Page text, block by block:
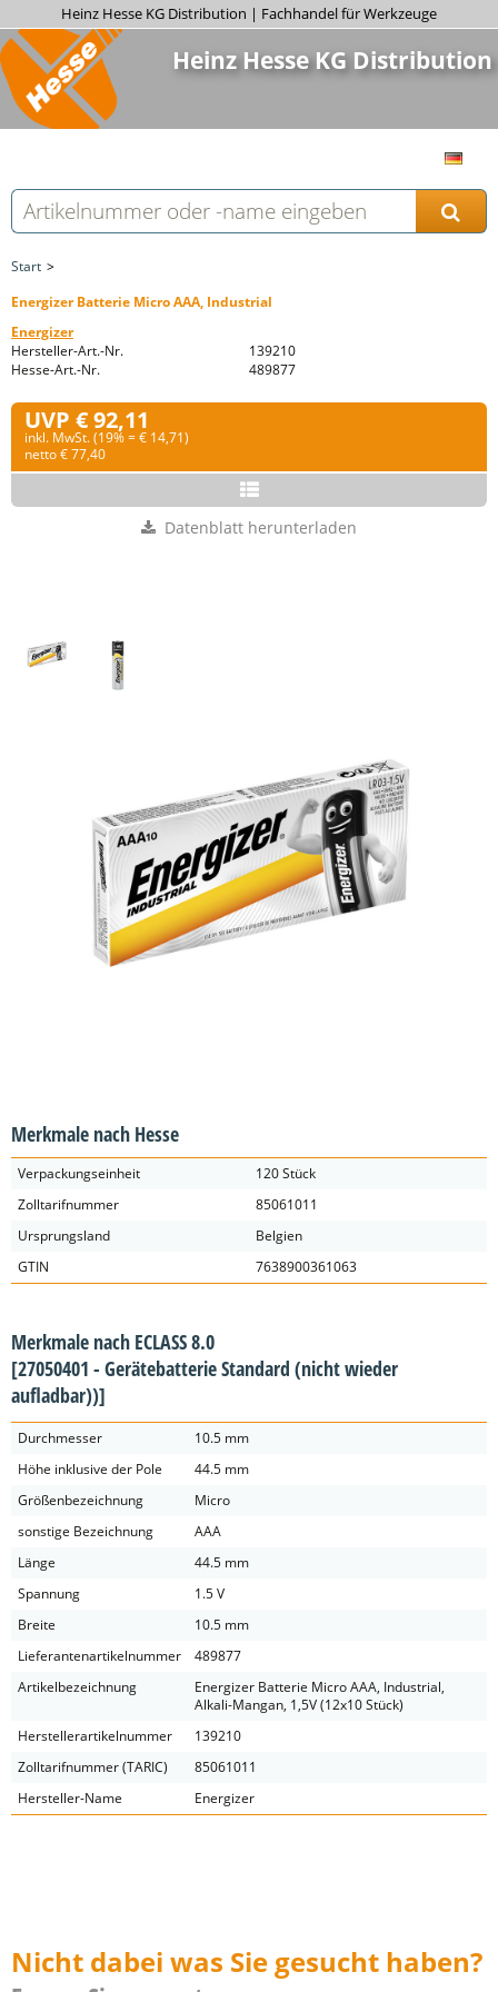
Heinz Hesse KG Distribution | Fachhandel für Werkzeuge
Heinz Hesse KG Distribution
Start
Energizer Batterie Micro AAA, Industrial
Energizer
Hersteller-Art.-Nr.
139210
Hesse-Art.-Nr.
489877
UVP € 92,11
inkl. MwSt. (19% = € 14,71)
netto € 77,40
Datenblatt herunterladen
Merkmale nach Hesse
Verpackungseinheit
120 Stück
Zolltarifnummer
85061011
Ursprungsland
Belgien
GTIN
7638900361063
Merkmale nach ECLASS 8.0
[27050401 - Gerätebatterie Standard (nicht wieder
aufladbar))]
Durchmesser
10.5 mm
Höhe inklusive der Pole
44.5 mm
Größenbezeichnung
Micro
sonstige Bezeichnung
AAA
Länge
44.5 mm
Spannung
1.5 V
Breite
10.5 mm
Lieferantenartikelnummer
489877
Artikelbezeichnung
Energizer Batterie Micro AAA, Industrial,
Alkali-Mangan, 1,5V (12x10 Stück)
Herstellerartikelnummer
139210
Zolltarifnummer (TARIC)
85061011
Hersteller-Name
Energizer
Nicht dabei was Sie gesucht haben?